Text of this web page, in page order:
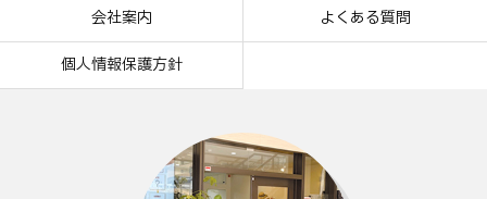
会社案内 よくある質問
個人情報保護方針